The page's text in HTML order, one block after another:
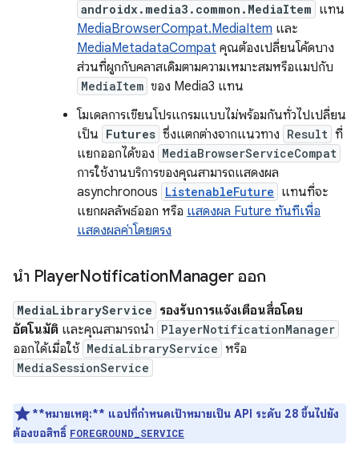
androidx.media3.common.MediaItem แทน
MediaBrowserCompat.MediaItem และ
MediaMetadataCompat คุณต้องเปลี่ยนโค้ดบาง
ส่วนที่ผูกกับคลาสเดิมตามความเหมาะสมหรือแมปกับ
MediaItem ของ Media3 แทน
โมเดลการเขียนโปรแกรมแบบไม่พร้อมกันทั่วไปเปลี่ยน
เป็น Futures ซึ่งแตกต่างจากแนวทาง Result ที่
แยกออกได้ของ MediaBrowserServiceCompat
การใช้งานบริการของคุณสามารถแสดงผล
asynchronous ListenableFuture แทนที่จะ
แยกผลลัพธ์ออก หรือ แสดงผล Future ทันทีเพื่อ
แสดงผลค่าโดยตรง
นำ PlayerNotificationManager ออก
MediaLibraryService รองรับการแจ้งเตือนสื่อโดย
อัตโนมัติ และคุณสามารถนำ PlayerNotificationManager
ออกได้เมื่อใช้ MediaLibraryService หรือ
MediaSessionService
**หมายเหตุ:** แอปที่กำหนดเป้าหมายเป็น API ระดับ 28 ขึ้นไปยัง
ต้องขอสิทธิ์ FOREGROUND_SERVICE